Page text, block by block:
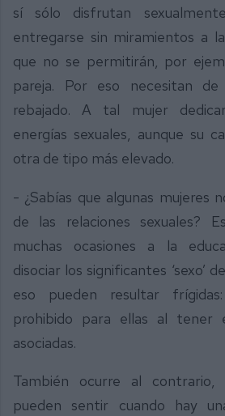
sí sólo disfrutan
entregarse sin miramientos a
que no se permitirán, por
pareja. Por eso necesitan
rebajado. A tal mujer
energías sexuales, aunque su
otra de tipo más elevado.
- ¿Sabías que algunas mujeres
de las relaciones sexuales?
muchas ocasiones a la
disociar los significantes ‘sexo’
eso pueden resultar
prohibido para ellas al tener
asociadas.
También ocurre al contrario,
pueden sentir cuando hay